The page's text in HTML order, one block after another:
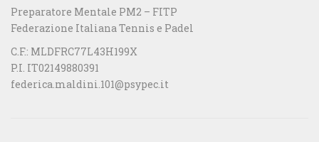
Preparatore Mentale PM2 – FITP
Federazione Italiana Tennis e Padel
C.F.: MLDFRC77L43H199X
P.I. IT02149880391
federica.maldini.101@psypec.it